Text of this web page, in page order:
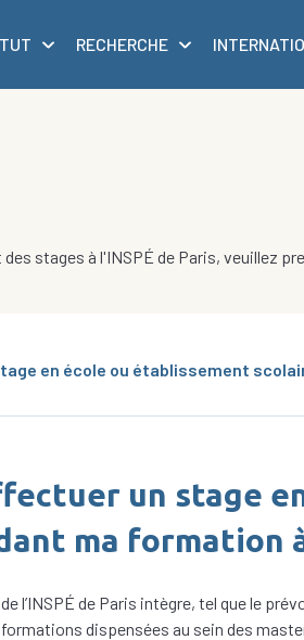
RECHERCHE
stages à l'INSPÉ de Paris, veuillez
en école ou établissement
un stage
ma formation à
l’INSPÉ de Paris intègre, tel que le
dispensées au sein des